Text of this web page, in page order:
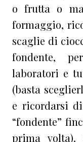
o frutta o
formaggio,
scaglie di
fondente,
laboratori e
(basta
e ricordarsi
“fondente”
prima